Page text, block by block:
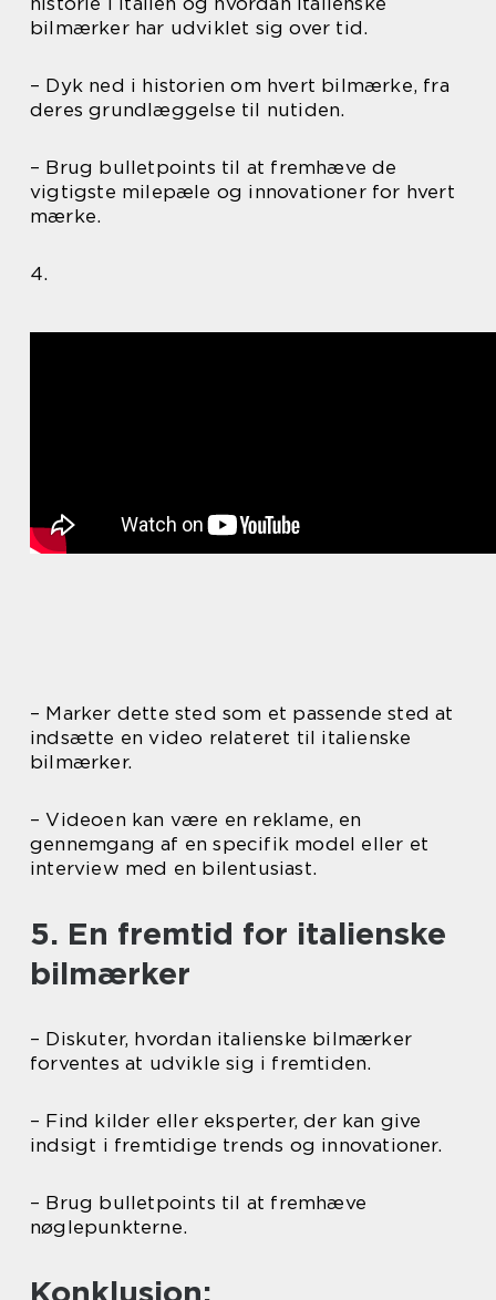
bilmærker har udviklet sig over tid.
– Dyk ned i historien om hvert bilmærke, fra
deres grundlæggelse til nutiden.
– Brug bulletpoints til at fremhæve de
vigtigste milepæle og innovationer for hvert
mærke.
4.
– Marker dette sted som et passende sted at
indsætte en video relateret til italienske
bilmærker.
– Videoen kan være en reklame, en
gennemgang af en specifik model eller et
interview med en bilentusiast.
5. En fremtid for italienske
bilmærker
– Diskuter, hvordan italienske bilmærker
forventes at udvikle sig i fremtiden.
– Find kilder eller eksperter, der kan give
indsigt i fremtidige trends og innovationer.
– Brug bulletpoints til at fremhæve
nøglepunkterne.
Konklusion: